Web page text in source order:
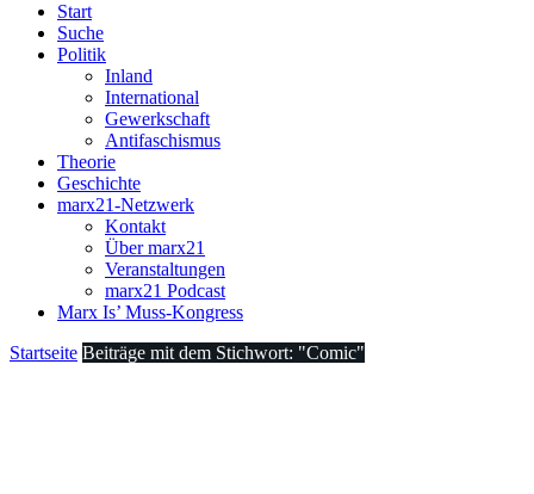
Start
Suche
Politik
Inland
International
Gewerkschaft
Antifaschismus
Theorie
Geschichte
marx21-Netzwerk
Kontakt
Über marx21
Veranstaltungen
marx21 Podcast
Marx Is’ Muss-Kongress
Startseite Beiträge mit dem Stichwort: "Comic"